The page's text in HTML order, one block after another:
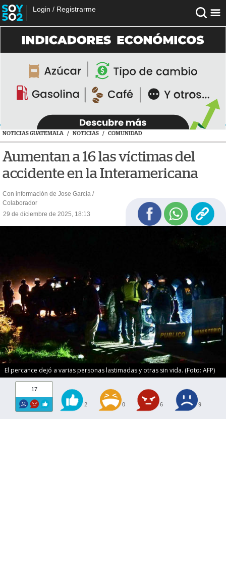
Login / Registrarme
NOTICIAS GUATEMALA / NOTICIAS / COMUNIDAD
Aumentan a 16 las víctimas del
accidente en la Interamericana
Con información de Jose Garcia /
Colaborador
29 de diciembre de 2025, 18:13
El percance dejó a varias personas lastimadas y otras sin vida. (Foto: AFP)
17
2 0 6 9